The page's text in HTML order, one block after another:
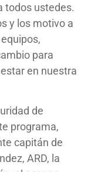
todos ustedes.
y los motivo a
para
en nuestra
de
programa,
capitán de
ARD, la